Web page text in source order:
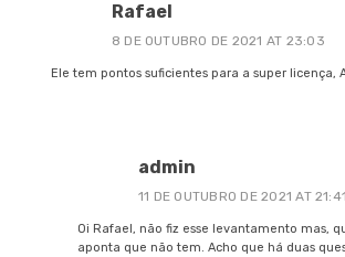
Rafael
8 DE OUTUBRO DE 2021 AT 23:03
Ele tem pontos suficientes para a super licença,
admin
11 DE OUTUBRO DE 2021 AT 21:41
Oi Rafael, não fiz esse levantamento mas,
aponta que não tem. Acho que há duas